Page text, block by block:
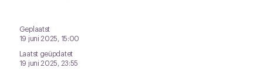
Geplaatst
19 juni 2025, 15:00
Laatst geüpdatet
19 juni 2025, 23:55